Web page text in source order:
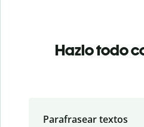
Hazlo todo
Parafrasear textos